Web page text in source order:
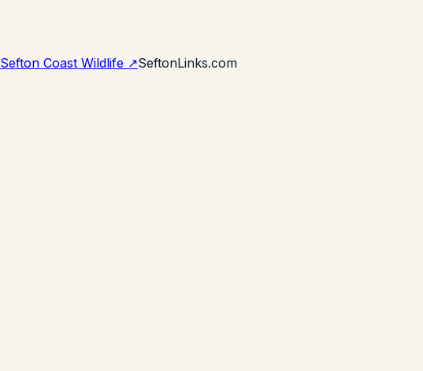
Sefton Coast Wildlife ↗SeftonLinks.com